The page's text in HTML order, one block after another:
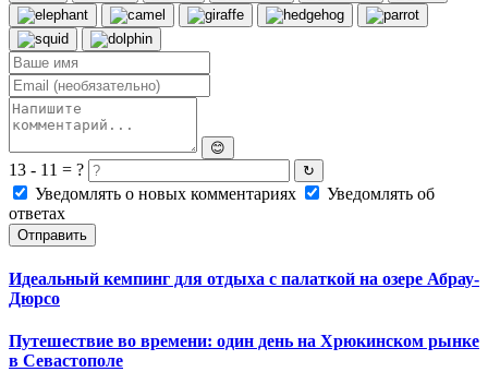
😊
13 - 11 = ? ↻
Уведомлять о новых комментариях
Уведомлять об
ответах
Отправить
Идеальный кемпинг для отдыха с палаткой на озере Абрау-
Дюрсо
Путешествие во времени: один день на Хрюкинском рынке
в Севастополе